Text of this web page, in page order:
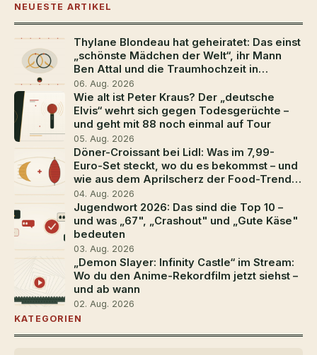
NEUESTE ARTIKEL
Thylane Blondeau hat geheiratet: Das einst
„schönste Mädchen der Welt“, ihr Mann
Ben Attal und die Traumhochzeit in
Südfrankreich
06. Aug. 2026
Wie alt ist Peter Kraus? Der „deutsche
Elvis“ wehrt sich gegen Todesgerüchte –
und geht mit 88 noch einmal auf Tour
05. Aug. 2026
Döner-Croissant bei Lidl: Was im 7,99-
Euro-Set steckt, wo du es bekommst – und
wie aus dem Aprilscherz der Food-Trend
2026 wurde
04. Aug. 2026
Jugendwort 2026: Das sind die Top 10 –
und was „67", „Crashout" und „Gute Käse"
bedeuten
03. Aug. 2026
„Demon Slayer: Infinity Castle“ im Stream:
Wo du den Anime-Rekordfilm jetzt siehst –
und ab wann
02. Aug. 2026
KATEGORIEN